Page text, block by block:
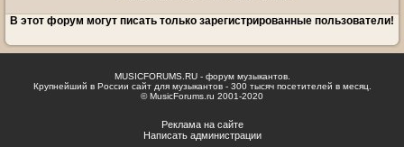
В этот форум могут писать только зарегистрированные пользователи!
MUSICFORUMS.RU - форум музыкантов.
Крупнейший в России сайт для музыкантов - 300 тысяч посетителей в месяц.
© MusicForums.ru 2001-2020
Реклама на сайте
Написать администрации